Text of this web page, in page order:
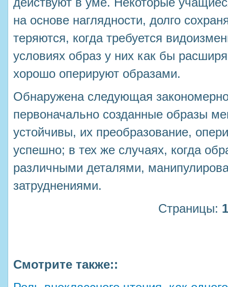
на основе наглядности, долго
теряются, когда требуется
условиях образ у них как бы
хорошо оперируют образами.
Обнаружена следующая
первоначально созданные образы
устойчивы, их преобразование,
успешно; в тех же случаях, когда
различными деталями,
затруднениями.
Страницы: 1
Смотрите также::